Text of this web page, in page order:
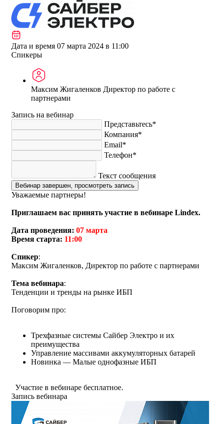
Дата и время 07 марта 2024 в 11:00
Спикеры
Максим Жигаленков Директор по работе с
партнерами
Запись на вебинар
Представьтесь*
Компания*
Email*
Телефон*
Текст сообщения
Вебинар завершен, просмотреть запись
Уважаемые партнеры!
Приглашаем вас принять участие в вебинаре Lindex.
Дата проведения: 07 марта
Время старта: 11:00
Спикер:
Максим Жигаленков, Директор по работе с партнерами
Тема вебинара:
Тенденции и тренды на рынке ИБП
Поговорим про:
Трехфазные системы Сайбер Электро и их
преимущества
Управление массивами аккумуляторных батарей
Новинка — Малые однофазные ИБП
Участие в вебинаре бесплатное.
Запись вебинара